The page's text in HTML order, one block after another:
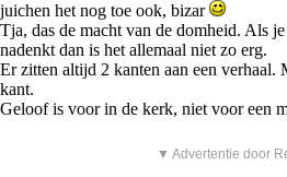
juichen het nog toe ook, bizar
Tja, das de macht van de domheid. Als
nadenkt dan is het allemaal niet zo erg.
Er zitten altijd 2 kanten aan een verhaal.
kant.
Geloof is voor in de kerk, niet voor een
▼ Advertentie door